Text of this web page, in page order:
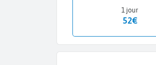
1 jour
52€